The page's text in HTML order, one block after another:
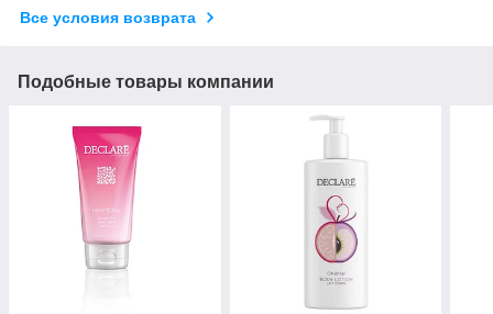
Все условия возврата
Подобные товары компании